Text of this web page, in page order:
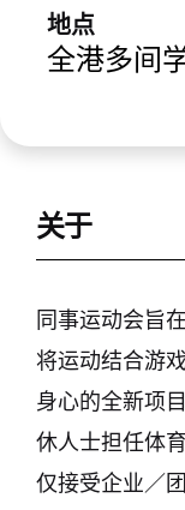
关于
同事运动会旨
将运动结合游
身心的全新项
休人士担任体
仅接受企业／
地点
全港多间